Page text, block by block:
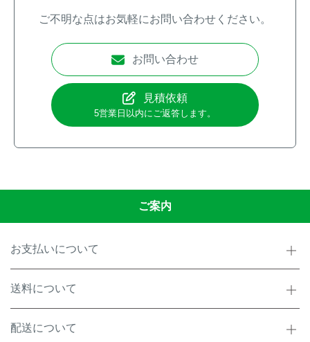
ご不明な点はお気軽にお問い合わせください。
お問い合わせ
見積依頼
5営業日以内にご返答します。
ご案内
お支払いについて
送料について
配送について